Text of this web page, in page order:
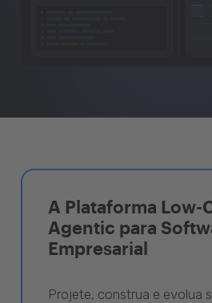
A Plataforma Low-
Agentic para
Empresarial
Projete, construa e evolua